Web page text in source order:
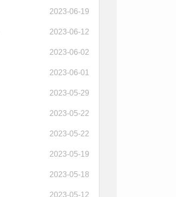
2023-06-19
2023-06-12
2023-06-02
2023-06-01
2023-05-29
2023-05-22
2023-05-22
2023-05-19
2023-05-18
2023-05-12